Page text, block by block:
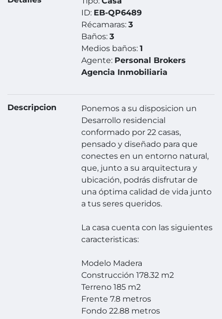
ID: EB-QP6489
Récamaras:3
Baños:3
Medios baños:1
Agente: Personal Brokers
Agencia Inmobiliaria
Descripcion
Ponemos a su disposicion un
Desarrollo residencial
conformado por 22 casas,
pensado y diseñado para que
conectes en un entorno natural,
que, junto a su arquitectura y
ubicación, podrás disfrutar de
una óptima calidad de vida junto
a tus seres queridos.
La casa cuenta con las siguientes
caracteristicas:
Modelo Madera
Construcción 178.32 m2
Terreno 185 m2
Frente 7.8 metros
Fondo 22.88 metros